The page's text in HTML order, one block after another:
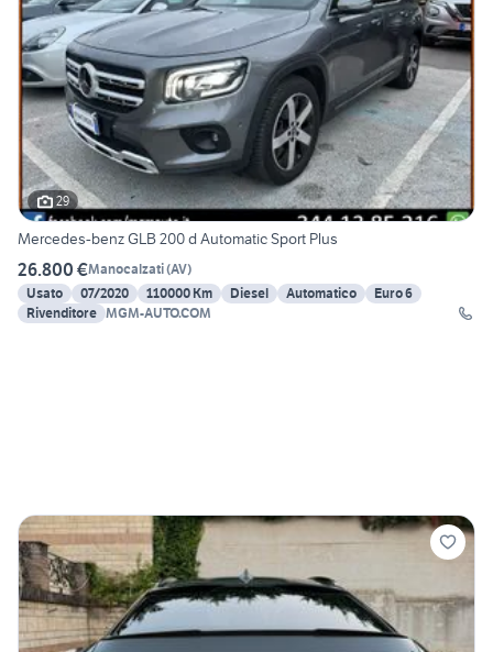
29
Mercedes-benz GLB 200 d Automatic Sport Plus
26.800 €Manocalzati(AV)
Usato
07/2020 110000 Km Diesel Automatico
Euro 6
Rivenditore MGM-AUTO.COM